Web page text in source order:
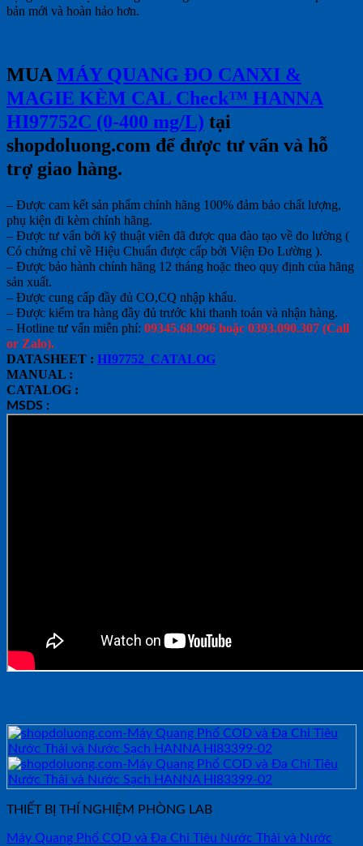
bản mới và hoàn hảo hơn.
MUA MÁY QUANG ĐO CANXI &
MAGIE KÈM CAL Check™ HANNA
HI97752C (0-400 mg/L) tại
shopdoluong.com để được tư vấn và hỗ
trợ giao hàng.
– Được cam kết sản phẩm chính hãng 100% đảm bảo chất lượng,
phụ kiện đi kèm chính hãng.
– Được tư vấn bởi kỹ thuật viên đã được qua đào tạo về đo lường (
Có chứng chỉ về Hiệu Chuẩn được cấp bởi Viện Đo Lường ).
– Được bảo hành chính hãng 12 tháng hoặc theo quy định của hãng
sản xuất.
– Được cung cấp đầy đủ CO,CQ nhập khẩu.
– Được kiểm tra hàng đầy đủ trước khi thanh toán và nhận hàng.
– Hotline tư vấn miễn phí: 09345.68.996 hoặc 0393.090.307 (Call
or Zalo).
DATASHEET : HI97752_CATALOG
MANUAL :
CATALOG :
MSDS :
THIẾT BỊ THÍ NGHIỆM PHÒNG LAB
Máy Quang Phổ COD và Đa Chỉ Tiêu Nước Thải và Nước